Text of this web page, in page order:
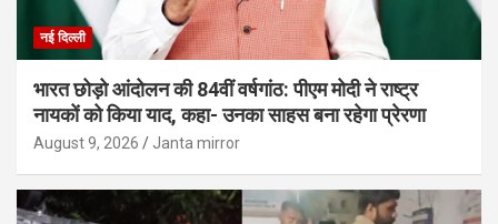
नई दिल्ली
भारत छोड़ो आंदोलन की 84वीं वर्षगांठ: पीएम मोदी ने राष्ट्र
नायकों को किया याद, कहा- उनका साहस बना रहेगा प्रेरणा
August 9, 2026 Janta mirror